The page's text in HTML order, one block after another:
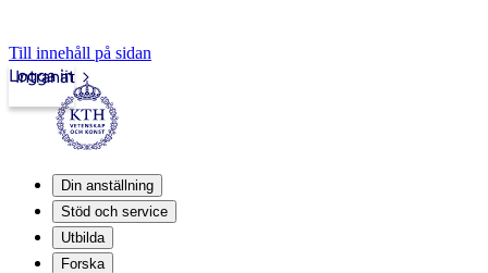
Till innehåll på sidan
Intranät
Logga in
Din anställning
Stöd och service
Utbilda
Forska